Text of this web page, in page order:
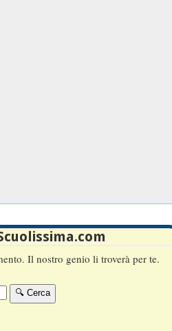
Il nostro genio li troverà per te.